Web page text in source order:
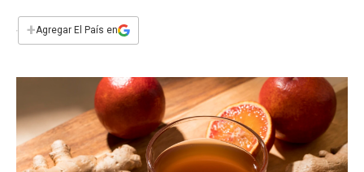
e
b
s
t
n
i
l
+Agregar El País en